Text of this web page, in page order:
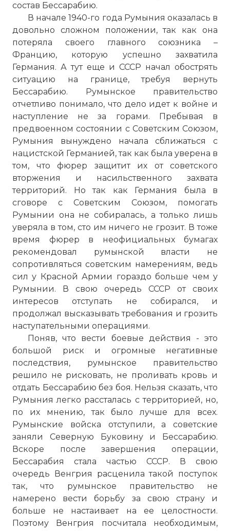
состав Бессарабию.
В начале 1940-го года Румыния оказалась в
довольно сложном положении, так как она
потеряла своего главного союзника –
Францию, которую успешно захватила
Германия. А тут еще и СССР начал обострять
ситуацию на границе, требуя вернуть
Бессарабию. Румынское правительство
отчетливо понимало, что дело идет к войне и
наступление не за горами. Пребывая в
предвоенном состоянии с Советским Союзом,
Румыния вынуждено начала сближаться с
нацистской Германией, так как была уверена в
том, что фюрер защитит их от советского
вторжения и насильственного захвата
территорий. Но так как Германия была в
сговоре с Советским Союзом, помогать
Румынии она не собиралась, а только лишь
уверяла в том, сто им ничего не грозит. В тоже
время фюрер в неофициальных бумагах
рекомендовал румынской власти не
сопротивляться советским намерениям, ведь
сил у Красной Армии гораздо больше чем у
Румынии. В свою очередь СССР от своих
интересов отступать не собирался, и
продолжал высказывать требования и грозить
наступательными операциями.
Поняв, что вести боевые действия - это
большой риск и огромные негативные
последствия, румынское правительство
решило не рисковать, не проливать кровь и
отдать Бессарабию без боя. Нельзя сказать, что
Румыния легко рассталась с территорией, но,
по их мнению, так было лучше для всех.
Румынские войска отступили, а советские
заняли Северную Буковину и Бессарабию.
Вскоре после завершения операции,
Бессарабия стала частью СССР. В свою
очередь Венгрия расценила такой поступок
так, что румынское правительство не
намерено вести борьбу за свою страну и
больше не настаивает на ее целостности.
Поэтому Венгрия посчитала необходимым,